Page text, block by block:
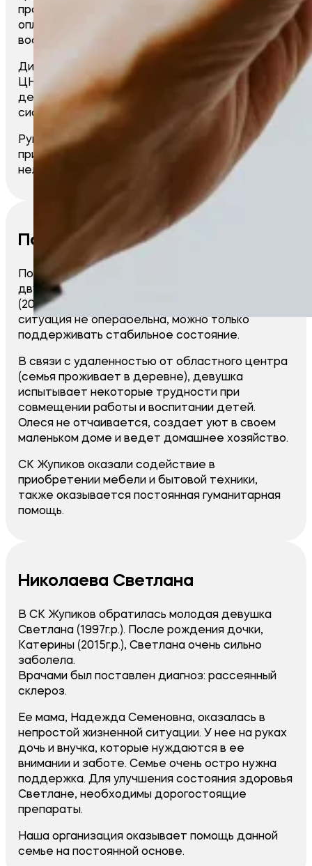
просьбой приобрести кресло для кормления и
оплатить генетический анализ. Светлана
воспитывает девочку одна, без мужа.
Диагноз малышки: органическое поражение
ЦНС, симптоматическая эпилепсия,
дегенеративное заболевание нервной
системы.
Руководством нашей организации было
принято решение помочь данной семье в их
нелегкой ситуации.
Попова О. С.
Попова Олеся Сергеевна одна воспитывает
двух сыновей – Петр (2008г.р.) и Михаил
(2017г.р.). Старший мальчик – инвалид по зрению,
ситуация не операбельна, можно только
поддерживать стабильное состояние.
В связи с удаленностью от областного центра
(семья проживает в деревне), девушка
испытывает некоторые трудности при
совмещении работы и воспитании детей.
Олеся не отчаивается, создает уют в своем
маленьком доме и ведет домашнее хозяйство.
СК Жупиков оказали содействие в
приобретении мебели и бытовой техники,
также оказывается постоянная гуманитарная
помощь.
Николаева Светлана
В СК Жупиков обратилась молодая девушка
Светлана (1997г.р.). После рождения дочки,
Катерины (2015г.р.), Светлана очень сильно
заболела.
Врачами был поставлен диагноз: рассеянный
склероз.
Ее мама, Надежда Семеновна, оказалась в
непростой жизненной ситуации. У нее на руках
дочь и внучка, которые нуждаются в ее
внимании и заботе. Семье очень остро нужна
поддержка. Для улучшения состояния здоровья
Светлане, необходимы дорогостоящие
препараты.
Наша организация оказывает помощь данной
семье на постоянной основе.